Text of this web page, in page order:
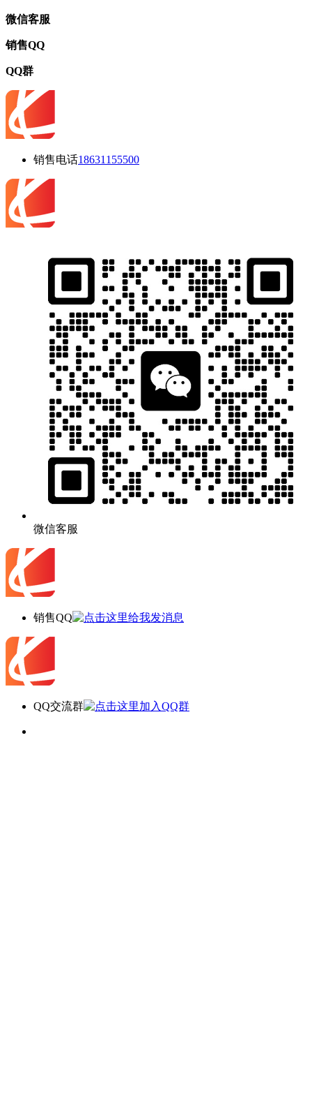
微信客服
销售QQ
QQ群
销售电话18631155500
微信客服
销售QQ
QQ交流群